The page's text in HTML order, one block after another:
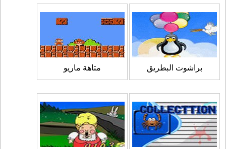
براشوت البطريق متاهة ماريو